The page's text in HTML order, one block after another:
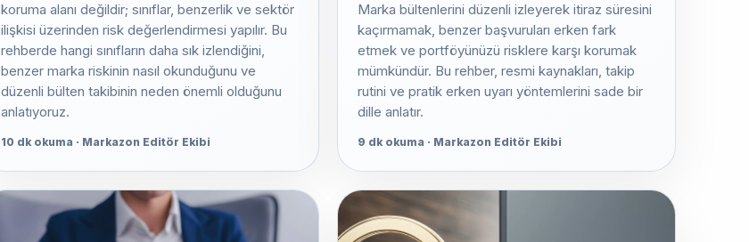
koruma alanı değildir; sınıflar, benzerlik ve sektör
ilişkisi üzerinden risk değerlendirmesi yapılır. Bu
rehberde hangi sınıfların daha sık izlendiğini,
benzer marka riskinin nasıl okunduğunu ve
düzenli bülten takibinin neden önemli olduğunu
anlatıyoruz.
10 dk okuma · Markazon Editör Ekibi
Marka bültenlerini düzenli izleyerek itiraz süresini
kaçırmamak, benzer başvuruları erken fark
etmek ve portföyünüzü risklere karşı korumak
mümkündür. Bu rehber, resmi kaynakları, takip
rutini ve pratik erken uyarı yöntemlerini sade bir
dille anlatır.
9 dk okuma · Markazon Editör Ekibi